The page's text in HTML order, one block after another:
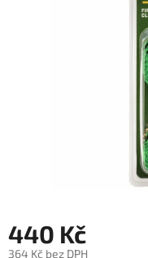
440 Kč
364 Kč bez DPH